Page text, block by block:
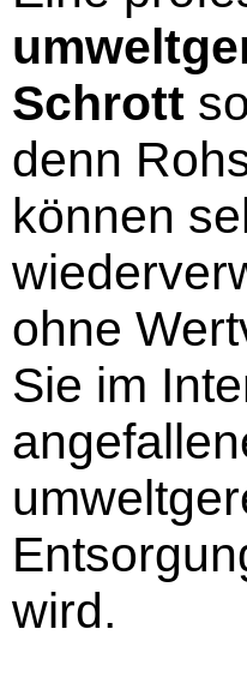
Schrott
denn
können
ohne
Sie im
wird.